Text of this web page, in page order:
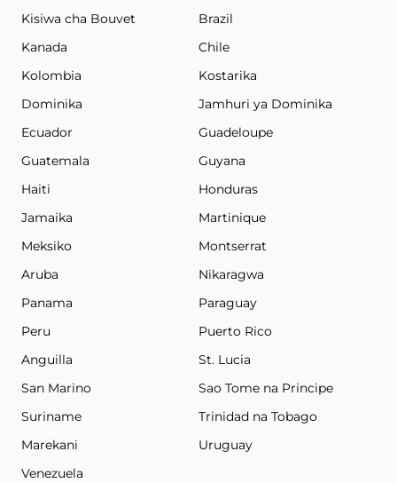
Kisiwa cha Bouvet
Brazil
Kanada
Chile
Kolombia
Kostarika
Dominika
Jamhuri ya Dominika
Ecuador
Guadeloupe
Guatemala
Guyana
Haiti
Honduras
Jamaika
Martinique
Meksiko
Montserrat
Aruba
Nikaragwa
Panama
Paraguay
Peru
Puerto Rico
Anguilla
St. Lucia
San Marino
Sao Tome na Principe
Suriname
Trinidad na Tobago
Marekani
Uruguay
Venezuela